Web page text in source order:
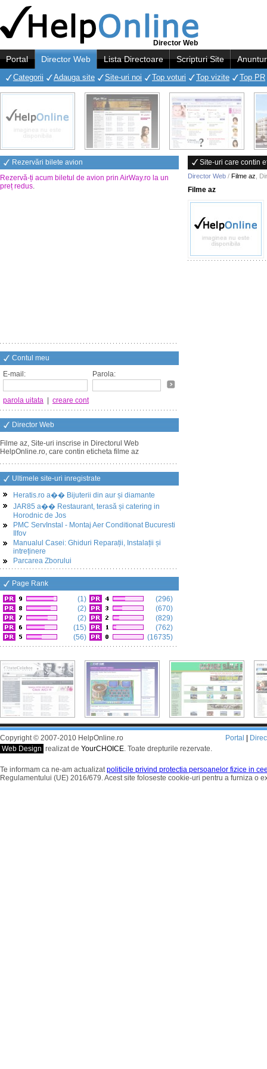
Director Web
Portal Director Web Lista Directoare Scripturi Site
Categorii Adauga site Site-uri noi Top voturi Top vizite Top PR
Rezervări bilete avion
Rezervă-ți acum biletul de avion prin AirWay.ro la un
preț redus.
Contul meu
E-mail:
Parola:
parola uitata creare cont
Director Web
Filme az, Site-uri inscrise in Directorul Web
HelpOnline.ro, care contin eticheta filme az
Ultimele site-uri inregistrate
Heratis.ro a�� Bijuterii din aur și diamante
JAR85 a�� Restaurant, terasă și catering in
Horodnic de Jos
PMC ServInstal - Montaj Aer Conditionat Bucuresti
Ilfov
Manualul Casei: Ghiduri Reparații, Instalații și
intreținere
Parcarea Zborului
Page Rank
(1)
(2)
(2)
(15)
(56)
(296)
(670)
(829)
(762)
(16735)
Site-uri care contin
Director Web / Filme az
Filme az
Copyright © 2007-2010 HelpOnline.ro
Web Design realizat de YourCHOICE. Toate drepturile rezervate.
Portal
Te informam ca ne-am actualizatpoliticile privind protectia persoanelor fizice in
Regulamentului (UE) 2016/679. Acest site foloseste cookie-uri pentru a furniza o